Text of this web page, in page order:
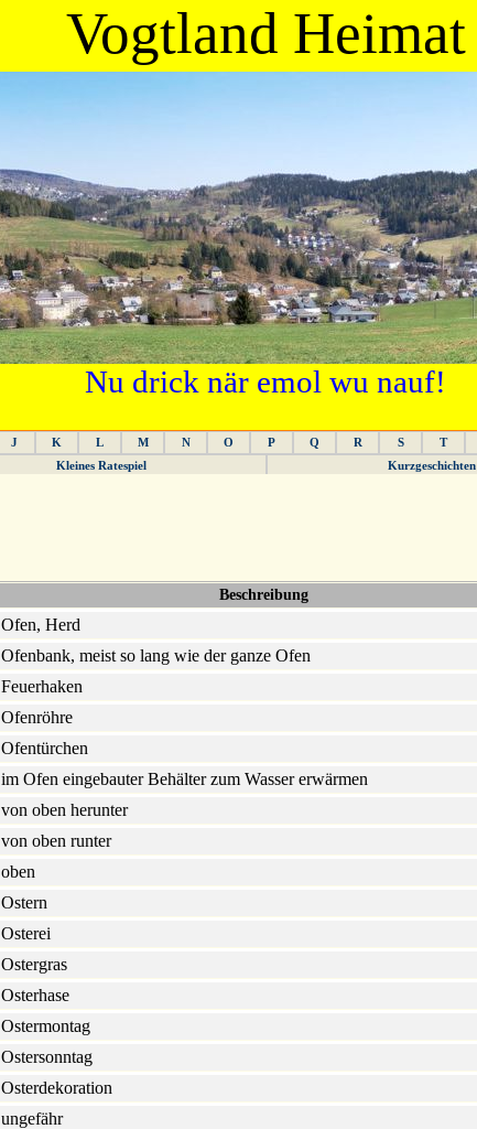
Vogtland Heimat
Nu drick när emol wu nauf!
J K L M N O P Q R S T
Kleines Ratespiel
Kurzgeschichten
Beschreibung
Ofen, Herd
Ofenbank, meist so lang wie der ganze Ofen
Feuerhaken
Ofenröhre
Ofentürchen
im Ofen eingebauter Behälter zum Wasser erwärmen
von oben herunter
von oben runter
oben
Ostern
Osterei
Ostergras
Osterhase
Ostermontag
Ostersonntag
Osterdekoration
ungefähr